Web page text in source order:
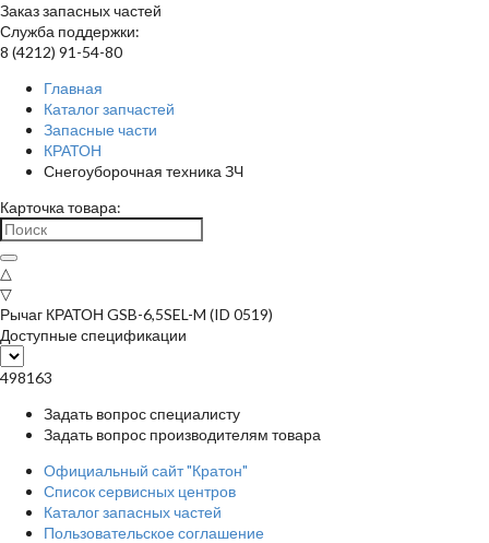
Заказ запасных частей
Служба поддержки:
8 (4212) 91-54-80
Главная
Каталог запчастей
Запасные части
КРАТОН
Снегоуборочная техника ЗЧ
Карточка товара:
△
▽
Рычаг КРАТОН GSB-6,5SEL-M (ID 0519)
Доступные спецификации
498163
Задать вопрос специалисту
Задать вопрос производителям товара
Официальный сайт "Кратон"
Список сервисных центров
Каталог запасных частей
Пользовательское соглашение